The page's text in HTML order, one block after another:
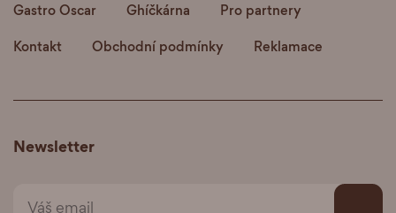
Gastro Oscar
Ghíčkárna
Pro partnery
Kontakt
Obchodní podmínky Reklamace
Newsletter